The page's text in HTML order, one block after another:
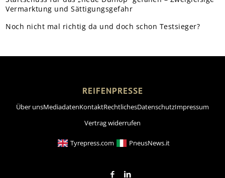
Vermarktung und Sättigungsgefahr
Noch nicht mal richtig da und doch schon Testsieger?
REIFENPRESSE
Über unsMediadatenKontaktRechtlichesDatenschutzImpressum
Vertrag widerrufen
Tyrepress.com PneusNews.it